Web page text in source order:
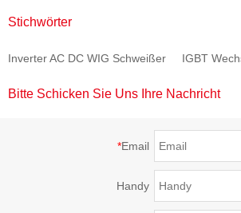
MASTERTIG-250AC
Stichwörter
Inverter AC DC WIG Schweißer IGBT
Bitte Schicken Sie Uns Ihre Nachricht
*Email
Handy